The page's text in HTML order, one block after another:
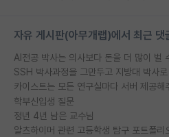
자유 게시판(아무개랩)에서 최근 댓
AI전공 박사는 의사보다 돈을 더 많이 벌
카이스트는 모든 연구실마다 서버 제공해
학부신입생 질문
정년 4년 남은 교수님
알츠하이머 관련 고등학생 탐구 포트폴리